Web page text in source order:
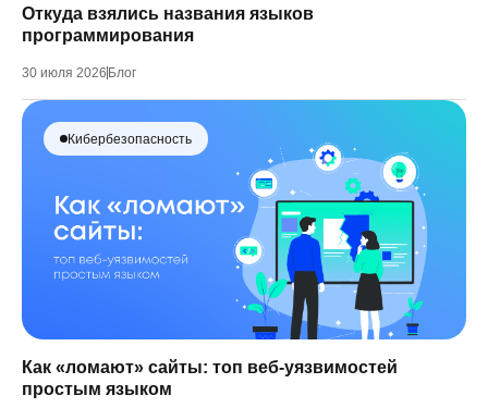
Откуда взялись названия языков
программирования
30 июля 2026 Блог
Кибербезопасность
Как «ломают» сайты: топ веб-уязвимостей
простым языком